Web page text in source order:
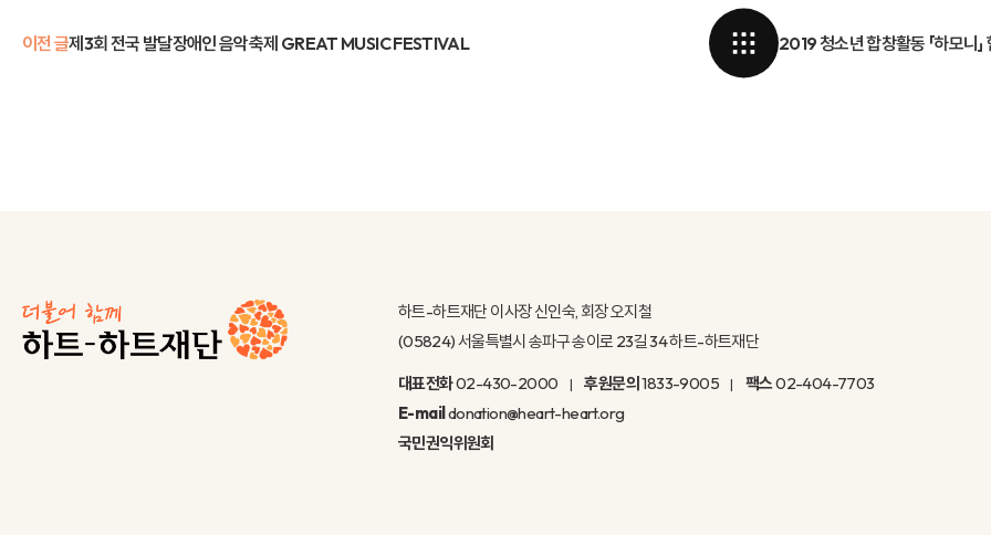
이전 글제3회 전국 발달장애인 음악축제 GREAT MUSIC FESTIVAL 2019 청소년 합창활동 「하모니
하트-하트재단 이사장 신인숙, 회장 오지철
(05824) 서울특별시 송파구 송이로 23길 34 하트-하트재단
대표전화02-430-2000 후원문의1833-9005 팩스02-404-7703
E-maildonation@heart-heart.org
국민권익위원회